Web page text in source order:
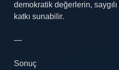
demokratik değerlerin,
katkı sunabilir.
—
Sonuç